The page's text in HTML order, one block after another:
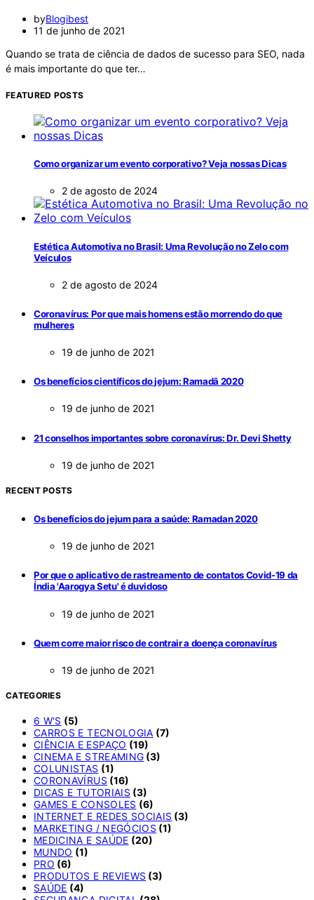
byBlogibest
11 de junho de 2021
Quando se trata de ciência de dados de sucesso para SEO, nada
é mais importante do que ter…
FEATURED POSTS
Como organizar um evento corporativo? Veja nossas Dicas
2 de agosto de 2024
Estética Automotiva no Brasil: Uma Revolução no Zelo com
Veículos
2 de agosto de 2024
Coronavírus: Por que mais homens estão morrendo do que
mulheres
19 de junho de 2021
Os benefícios científicos do jejum: Ramadã 2020
19 de junho de 2021
21 conselhos importantes sobre coronavírus: Dr. Devi Shetty
19 de junho de 2021
RECENT POSTS
Os benefícios do jejum para a saúde: Ramadan 2020
19 de junho de 2021
Por que o aplicativo de rastreamento de contatos Covid-19 da
Índia 'Aarogya Setu' é duvidoso
19 de junho de 2021
Quem corre maior risco de contrair a doença coronavírus
19 de junho de 2021
CATEGORIES
6 W'S (5)
CARROS E TECNOLOGIA (7)
CIÊNCIA E ESPAÇO (19)
CINEMA E STREAMING (3)
COLUNISTAS (1)
CORONAVÍRUS (16)
DICAS E TUTORIAIS (3)
GAMES E CONSOLES (6)
INTERNET E REDES SOCIAIS (3)
MARKETING / NEGÓCIOS (1)
MEDICINA E SAÚDE (20)
MUNDO (1)
PRO (6)
PRODUTOS E REVIEWS (3)
SAÚDE (4)